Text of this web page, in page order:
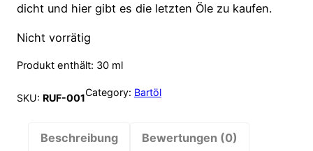
dicht und hier gibt es die letzten Öle zu kaufen.
Nicht vorrätig
Produkt enthält: 30 ml
SKU: RUF-001Category: Bartöl
Beschreibung Bewertungen (0)